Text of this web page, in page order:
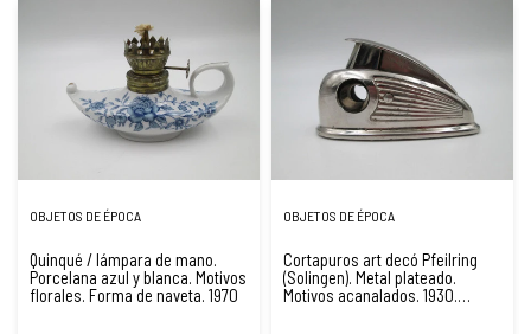
OBJETOS DE ÉPOCA
Quinqué / lámpara de mano.
Porcelana azul y blanca. Motivos
florales. Forma de naveta. 1970
OBJETOS DE ÉPOCA
Cortapuros art decó Pfeilring
(Solingen). Metal plateado.
Motivos acanalados. 1930.